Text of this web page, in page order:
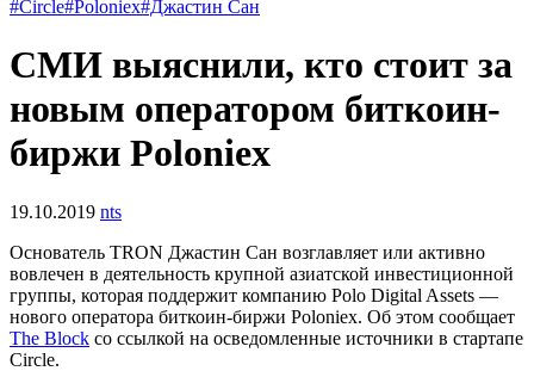
#Circle#Poloniex#Джастин Сан
СМИ выяснили, кто стоит за
новым оператором биткоин-
биржи Poloniex
19.10.2019 nts
Основатель TRON Джастин Сан возглавляет или активно
вовлечен в деятельность крупной азиатской инвестиционной
группы, которая поддержит компанию Polo Digital Assets —
нового оператора биткоин-биржи Poloniex. Об этом сообщает
The Block со ссылкой на осведомленные источники в стартапе
Circle.